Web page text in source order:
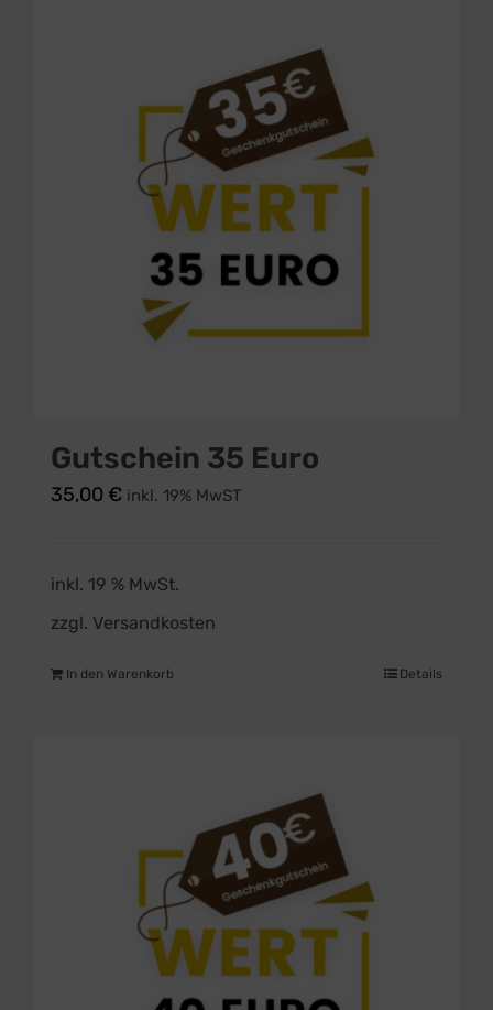
Gutschein 35 Euro
35,00 € inkl. 19% MwST
inkl. 19 % MwSt.
zzgl. Versandkosten
In den Warenkorb Details